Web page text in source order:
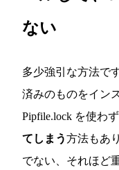
ない
多少強引な方法で
済みのものをイン
Pipfile.lock を使わず
てしまう方法もあ
でない、それほど